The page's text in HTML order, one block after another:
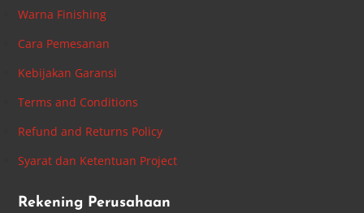
Warna Finishing
Cara Pemesanan
Kebijakan Garansi
Terms and Conditions
Refund and Returns Policy
Syarat dan Ketentuan Project
Rekening Perusahaan